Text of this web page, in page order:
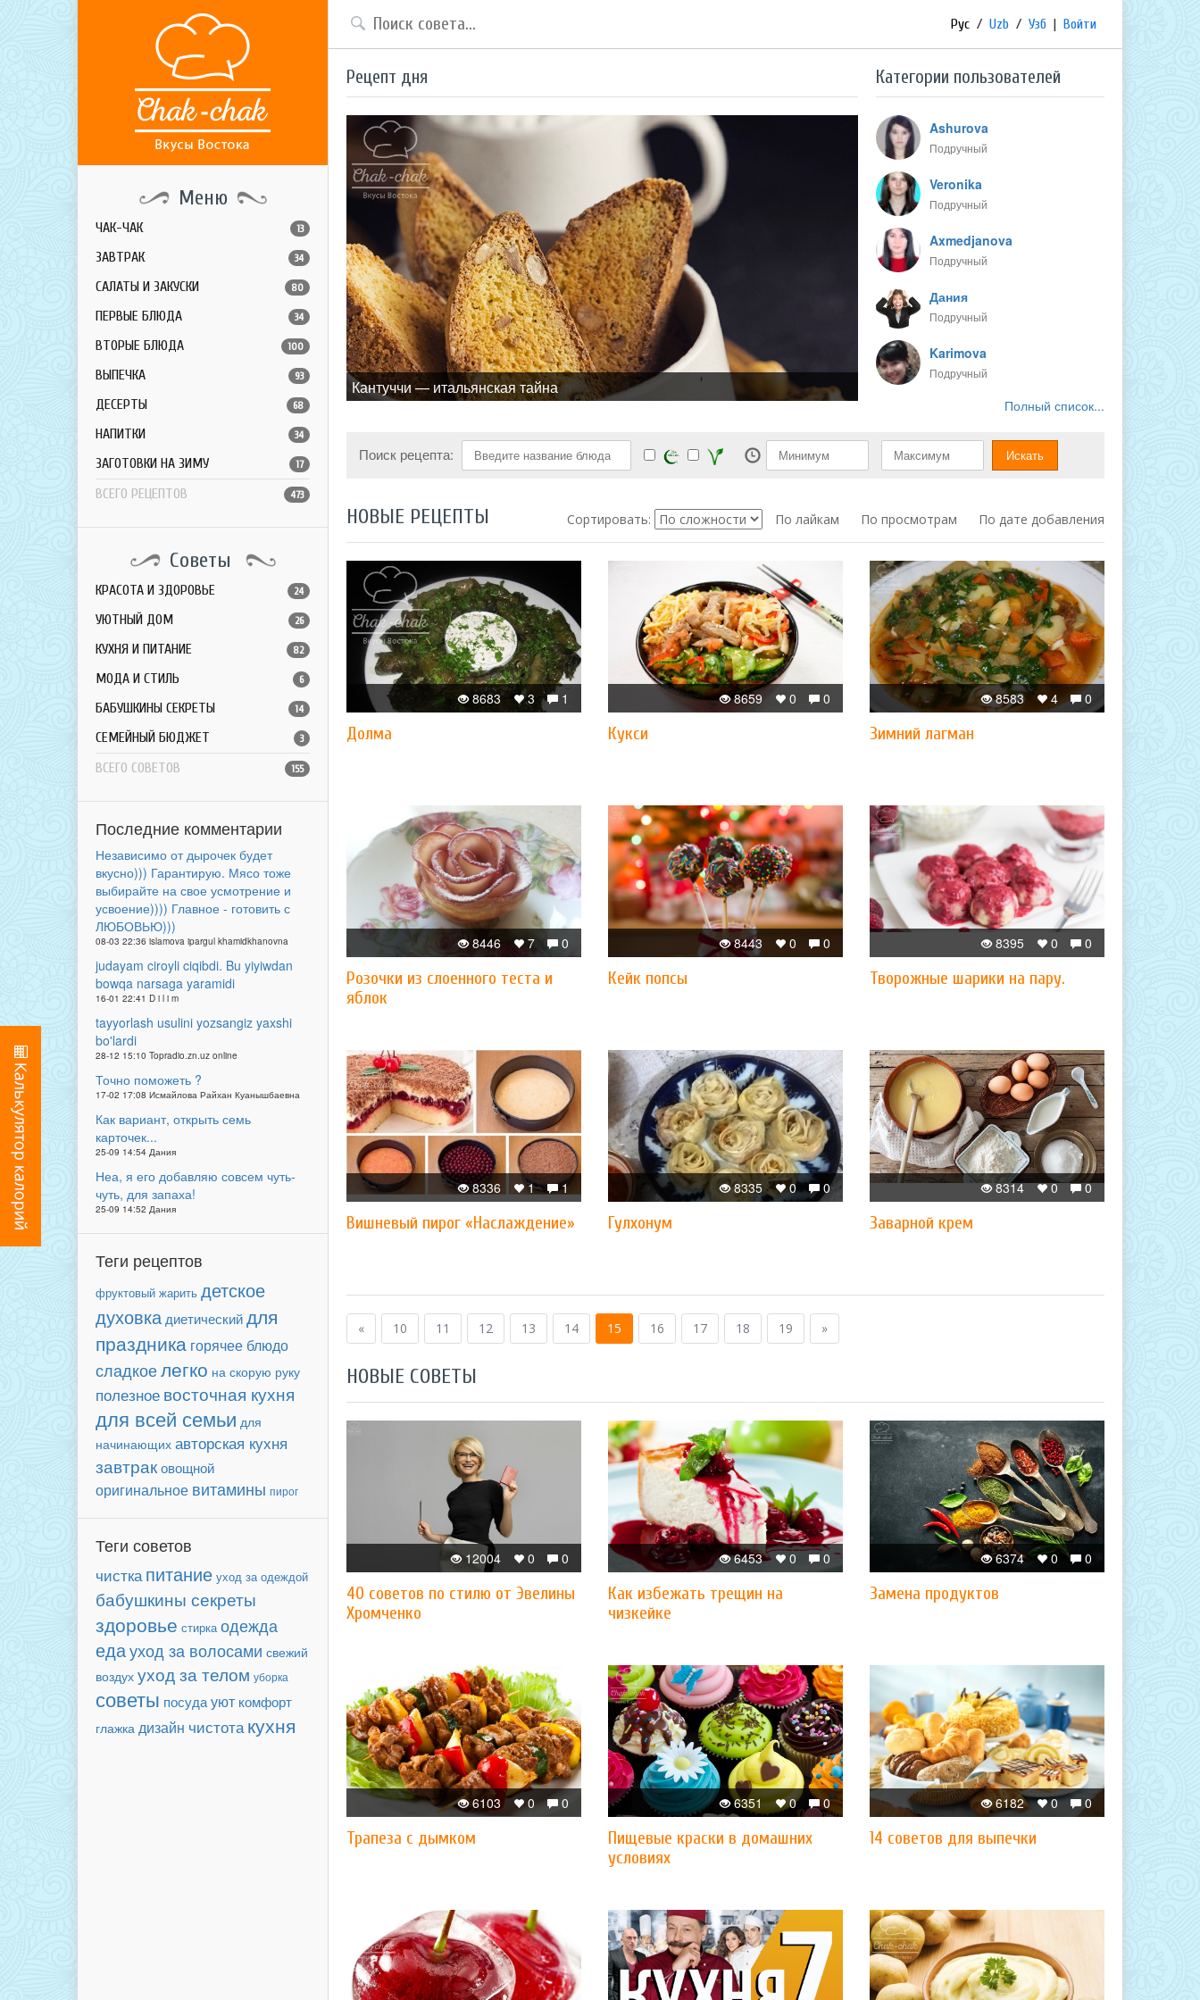
Меню
ЧАК-ЧАК 13
ЗАВТРАК 34
САЛАТЫ И ЗАКУСКИ 80
ПЕРВЫЕ БЛЮДА 34
ВТОРЫЕ БЛЮДА 100
ВЫПЕЧКА 93
ДЕСЕРТЫ 68
НАПИТКИ 34
ЗАГОТОВКИ НА ЗИМУ 17
ВСЕГО РЕЦЕПТОВ 473
Советы
КРАСОТА И ЗДОРОВЬЕ 24
УЮТНЫЙ ДОМ 26
КУХНЯ И ПИТАНИЕ 82
МОДА И СТИЛЬ 6
БАБУШКИНЫ СЕКРЕТЫ 14
СЕМЕЙНЫЙ БЮДЖЕТ 3
ВСЕГО СОВЕТОВ 155
Последние комментарии
Независимо от дырочек будет
вкусно))) Гарантирую. Мясо тоже
выбирайте на свое усмотрение и
усвоение)))) Главное - готовить с
ЛЮБОВЬЮ)))
08-03 22:36 islamova ipargul khamidkhanovna
judayam ciroyli ciqibdi. Bu yiyiwdan
bowqa narsaga yaramidi
16-01 22:41 D i l i m
tayyorlash usulini yozsangiz yaxshi
bo'lardi
28-12 15:10 Topradio.zn.uz online
Точно поможеть ?
17-02 17:08 Исмайлова Райхан Куанышбаевна
Как вариант, открыть семь
карточек...
25-09 14:54 Дания
Неа, я его добавляю совсем чуть-
чуть, для запаха!
25-09 14:52 Дания
Теги рецептов
фруктовый жарить детское
духовка диетическийдля
праздника горячее блюдо
сладкоелегко на скорую руку
полезное восточная кухня
для всей семьи для
начинающих авторская кухня
завтраковощной
оригинальное витамины пирог
Теги советов
чистка питание уход за одеждой
бабушкины секреты
здоровье стирка одежда
едауход за волосами свежий
воздух уход за телом уборка
советы посудауют комфорт
глажка дизайн чистота кухня
Рус / Uzb / Узб | Войти
Рецепт дня
Кантуччи — итальянская тайна
Категории пользователей
Ashurova
Подручный
Veronika
Подручный
Axmedjanova
Подручный
Дания
Подручный
Karimova
Подручный
Полный список...
Поиск рецепта:
НОВЫЕ РЕЦЕПТЫ Сортировать: По лайкам По просмотрам По дате добавления
1
3
8683
Долма
0
0
8659
Кукси
0
4
8583
Зимний лагман
0
7
8446
Розочки из слоенного теста и
яблок
0
0
8443
Кейк попсы
0
0
8395
Творожные шарики на пару.
1
1
8336
Вишневый пирог «Наслаждение»
0
0
8335
Гулхонум
0
0
8314
Заварной крем
« 10 11 12 13 14 15 16 17 18 19 »
НОВЫЕ СОВЕТЫ
0
0
12004
40 советов по стилю от Эвелины
Хромченко
0
0
6453
Как избежать трещин на
чизкейке
0
0
6374
Замена продуктов
0
0
6103
Трапеза с дымком
0
0
6351
Пищевые краски в домашних
условиях
0
0
6182
14 советов для выпечки